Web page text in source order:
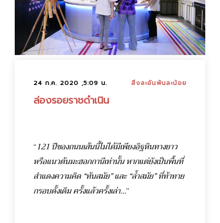
24 ก.ค. 2020 ,5:09 น. สิ่งละอันพันละน้อย
ล่องรอยราชดำเนิน
“121 ปีของถนนเส้นนี้ไม่ได้มีเพียงอิฐหินทางยาว
หรือแนวต้นมะฮอกกานีเท่านั้น หากแต่ยังเป็นพื้นที่
สำแดงความคิด “ทันสมัย” และ “ล้ำสมัย” ที่ท้าทาย
กรอบดั้งเดิม ครั้งแล้วครั้งเล่า…”